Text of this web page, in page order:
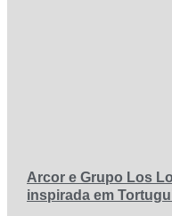
Arcor e Grupo Los
inspirada em